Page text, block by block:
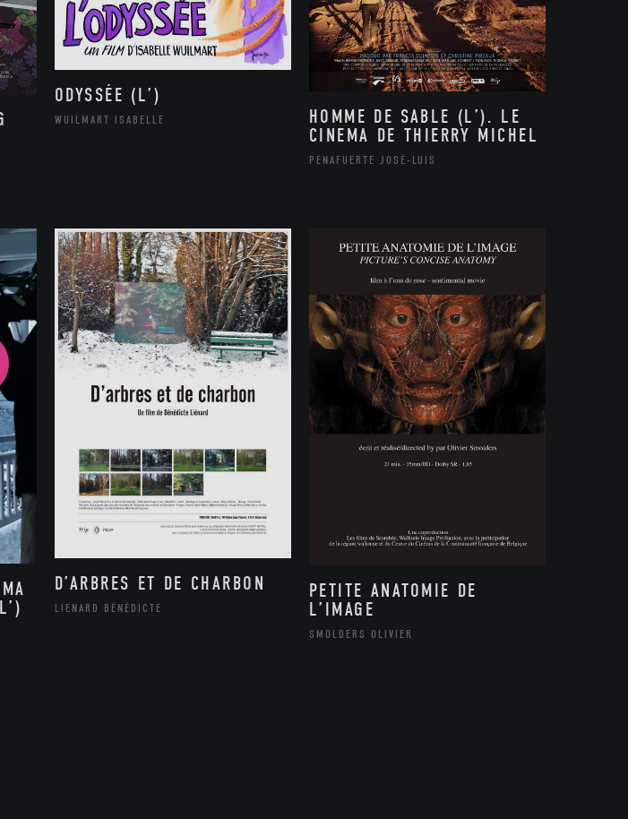
ODYSSÉE (L’)
WUILMART ISABELLE
HOMME DE SABLE (L’). LE
CINEMA DE THIERRY MICHEL
PENAFUERTE JOSÉ-LUIS
D’ARBRES ET DE CHARBON
LIENARD BÉNÉDICTE
PETITE ANATOMIE DE
L’IMAGE
SMOLDERS OLIVIER